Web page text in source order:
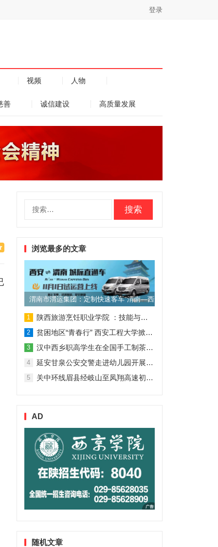
登录
视频 人物
善 诚信建设 高质量发展
浏览最多的文章
渭南市渭运集团：定制快速客车“渭南—西安”11月1日试运营
1 陕西旅游烹饪职业学院 ：技能与理论并行 人才与企业共赢
2 贫困地区“青春行” 西安工程大学掀起“扶贫热”
3 汉中西乡职高学生在全国手工制茶大赛中创佳绩
4 延安甘泉公安交警走进幼儿园开展交通安全专题讲座活动
5 关中环线眉县经岐山至凤翔高速初步设计获批！
AD
随机文章